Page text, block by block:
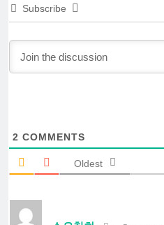
Subscribe
2 COMMENTS
Oldest